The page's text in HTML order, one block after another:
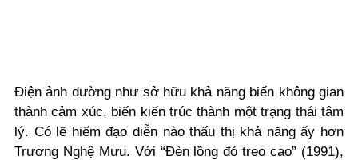
Điện ảnh dường như sở hữu khả năng biến không gian
thành cảm xúc, biến kiến trúc thành một trạng thái tâm
lý. Có lẽ hiếm đạo diễn nào thấu thị khả năng ấy hơn
Trương Nghệ Mưu. Với “Đèn lồng đỏ treo cao” (1991),